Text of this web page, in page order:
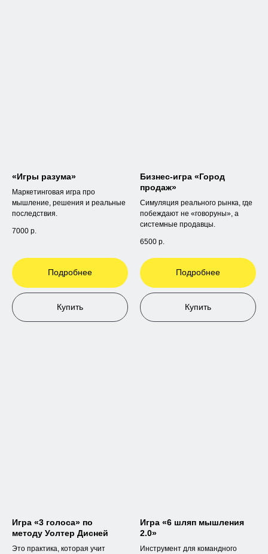
«Игры разума»
Маркетинговая игра про
мышление, решения и реальные
последствия.
7000 р.
Подробнее
Купить
Бизнес-игра «Город
продаж»
Симуляция реального рынка, где
побеждают не «говоруны», а
системные продавцы.
6500 р.
Подробнее
Купить
Игра «3 голоса» по
методу Уолтер Дисней
Это практика, которая учит
Игра «6 шляп мышления
2.0»
Инструмент для командного